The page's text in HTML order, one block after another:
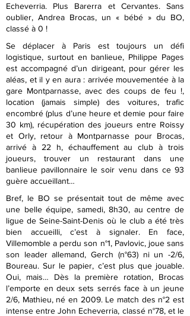
Echeverria. Plus Barerra et Cervantes. Sans
oublier, Andrea Brocas, un « bébé » du BO,
classé à 0 !
Se déplacer à Paris est toujours un défi
logistique, surtout en banlieue, Philippe Pages
est accompagné d’un dirigeant, pour gérer les
aléas, et il y en aura : arrivée mouvementée à la
gare Montparnasse, avec des coups de feu !,
location (jamais simple) des voitures, trafic
encombré (plus d’une heure et demie pour faire
30 km), récupération des joueurs entre Roissy
et Orly, retour à Montparnasse pour Brocas,
arrivé à 22 h, échauffement au club à trois
joueurs, trouver un restaurant dans une
banlieue pavillonnaire le soir venu dans ce 93
guère accueillant…
Bref, le BO se présentait tout de même avec
une belle équipe, samedi, 8h30, au centre de
ligue de Seine-Saint-Denis où le club a été très
bien accueilli, c’est à signaler. En face,
Villemomble a perdu son n°1, Pavlovic, joue sans
son leader allemand, Gerch (n°63) ni un -2/6,
Boureau. Sur le papier, c’est plus que jouable.
Oui, mais… Dès la première rotation, Brocas
l’emporte en deux sets serrés face à un jeune
2/6, Mathieu, né en 2009. Le match des n°2 est
intense entre John Echeverria, classé n°78, et le